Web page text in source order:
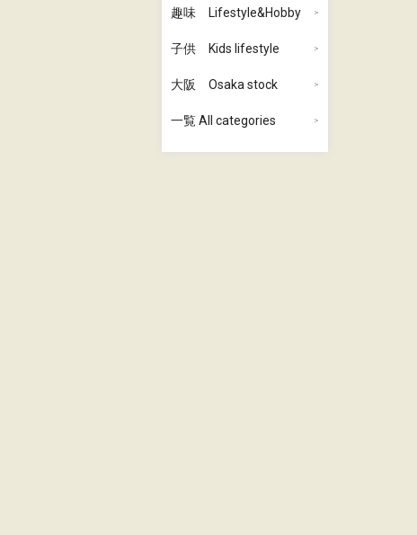
趣味 Lifestyle&Hobby
子供 Kids lifestyle
大阪 Osaka stock
一覧 All categories